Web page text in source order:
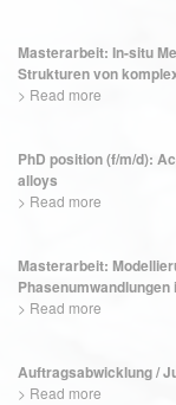
Masterarbeit: In-situ
Strukturen von
> Read more
PhD position (f/m/d):
alloys
> Read more
Masterarbeit:
Phasenumwandlungen
> Read more
Auftragsabwicklung /
> Read more